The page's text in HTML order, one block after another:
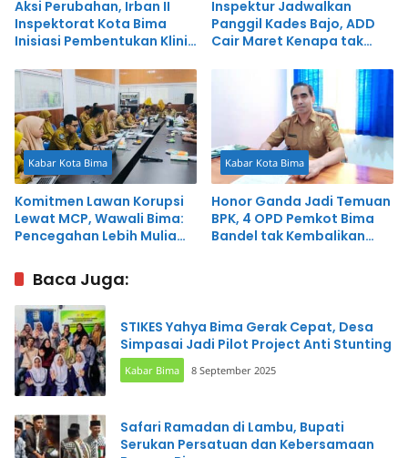
Aksi Perubahan, Irban II
Inspektorat Kota Bima
Inisiasi Pembentukan Klinik
Inspektur Jadwalkan
Panggil Kades Bajo, ADD
Cair Maret Kenapa tak
Kabar Kota Bima
Komitmen Lawan Korupsi
Lewat MCP, Wawali Bima:
Pencegahan Lebih Mulia
Kabar Kota Bima
Honor Ganda Jadi Temuan
BPK, 4 OPD Pemkot Bima
Bandel tak Kembalikan
Baca Juga:
STIKES Yahya Bima Gerak Cepat, Desa
Simpasai Jadi Pilot Project Anti Stunting
Kabar Bima 8 September 2025
Safari Ramadan di Lambu, Bupati
Serukan Persatuan dan Kebersamaan